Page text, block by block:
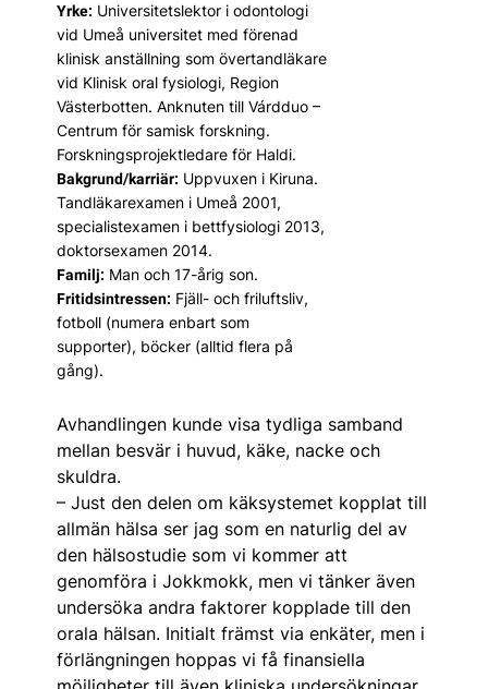
Yrke: Universitetslektor i odontologi
vid Umeå universitet med förenad
klinisk anställning som övertandläkare
vid Klinisk oral fysiologi, Region
Västerbotten. Anknuten till Várdduo –
Centrum för samisk forskning.
Forskningsprojektledare för Haldi.
Bakgrund/karriär: Uppvuxen i Kiruna.
Tandläkarexamen i Umeå 2001,
specialistexamen i bettfysiologi 2013,
doktorsexamen 2014.
Familj: Man och 17-årig son.
Fritidsintressen: Fjäll- och friluftsliv,
fotboll (numera enbart som
supporter), böcker (alltid flera på
gång).
Avhandlingen kunde visa tydliga samband
mellan besvär i huvud, käke, nacke och
skuldra.
– Just den delen om käksystemet kopplat till
allmän hälsa ser jag som en naturlig del av
den hälsostudie som vi kommer att
genomföra i Jokkmokk, men vi tänker även
undersöka andra faktorer kopplade till den
orala hälsan. Initialt främst via enkäter, men i
förlängningen hoppas vi få finansiella